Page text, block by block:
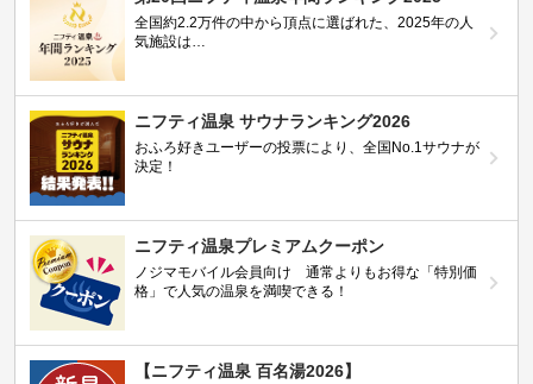
全国約2.2万件の中から頂点に選ばれた、2025年の人
気施設は…
ニフティ温泉 サウナランキング2026
おふろ好きユーザーの投票により、全国No.1サウナが
決定！
ニフティ温泉プレミアムクーポン
ノジマモバイル会員向け 通常よりもお得な「特別価
格」で人気の温泉を満喫できる！
【ニフティ温泉 百名湯2026】